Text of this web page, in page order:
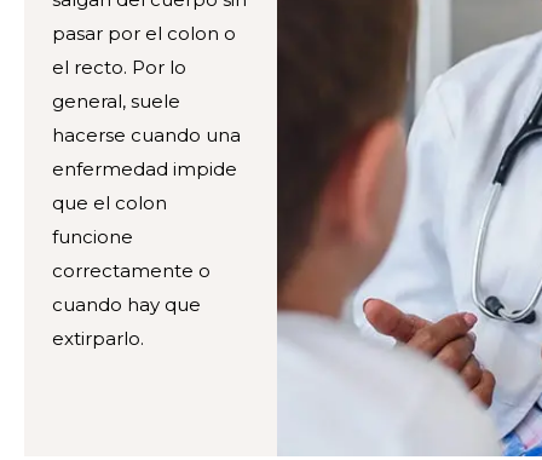
pasar por el colon o
el recto. Por lo
general, suele
hacerse cuando una
enfermedad impide
que el colon
funcione
correctamente o
cuando hay que
extirparlo.